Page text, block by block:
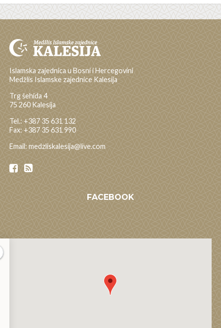
Islamska zajednica u Bosni i Hercegovini
Medžlis Islamske zajednice Kalesija
Trg šehida 4
75 260 Kalesija
Tel.: +387 35 631 132
Fax: +387 35 631 990
Email: medzliskalesija@live.com
FACEBOOK